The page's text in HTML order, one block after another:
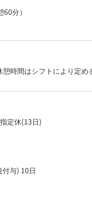
分）
時間はシフトにより定め
定休(13日)
与) 10日